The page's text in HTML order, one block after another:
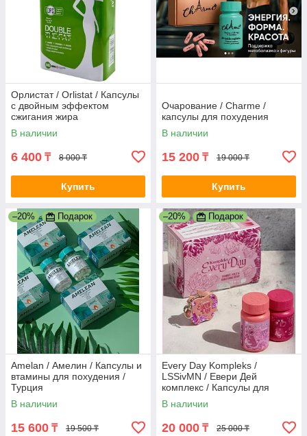
Орлистат / Orlistat / Капсулы
с двойным эффектом
сжигания жира
В наличии
6 400 ₸ 8 000 ₸
Купить
Очарование / Charme /
капсулы для похудения
В наличии
15 200 ₸ 19 000 ₸
Купить
–20% Подарок
Amelan / Амелин / Капсулы и
втамины для похудения /
Турция
В наличии
15 600 ₸ 19 500 ₸
–20% Подарок
Every Day Kompleks /
LSSivMN / Евери Дей
комплекс / Капсулы для
похудения / Индонезия
В наличии
20 000 ₸ 25 000 ₸